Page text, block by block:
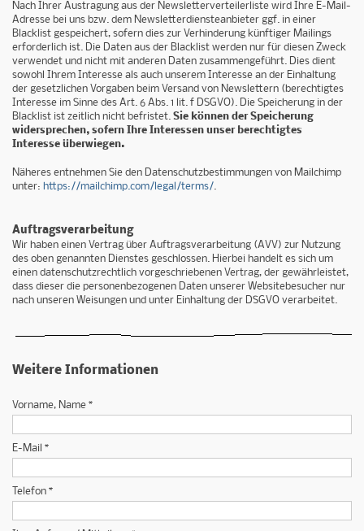
Nach Ihrer Austragung aus der Newsletterverteilerliste wird Ihre E-Mail-
Adresse bei uns bzw. dem Newsletterdiensteanbieter ggf. in einer
Blacklist gespeichert, sofern dies zur Verhinderung künftiger Mailings
erforderlich ist. Die Daten aus der Blacklist werden nur für diesen Zweck
verwendet und nicht mit anderen Daten zusammengeführt. Dies dient
sowohl Ihrem Interesse als auch unserem Interesse an der Einhaltung
der gesetzlichen Vorgaben beim Versand von Newslettern (berechtigtes
Interesse im Sinne des Art. 6 Abs. 1 lit. f DSGVO). Die Speicherung in der
Blacklist ist zeitlich nicht befristet. Sie können der Speicherung
widersprechen, sofern Ihre Interessen unser berechtigtes
Interesse überwiegen.
Näheres entnehmen Sie den Datenschutzbestimmungen von Mailchimp
unter: https://mailchimp.com/legal/terms/.
Auftragsverarbeitung
Wir haben einen Vertrag über Auftragsverarbeitung (AVV) zur Nutzung
des oben genannten Dienstes geschlossen. Hierbei handelt es sich um
einen datenschutzrechtlich vorgeschriebenen Vertrag, der gewährleistet,
dass dieser die personenbezogenen Daten unserer Websitebesucher nur
nach unseren Weisungen und unter Einhaltung der DSGVO verarbeitet.
Weitere Informationen
Vorname, Name *
E-Mail *
Telefon *